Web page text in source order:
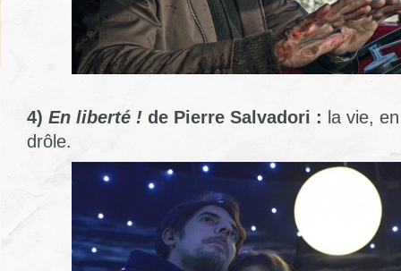
4) En liberté ! de Pierre Salvadori : la vie,
drôle.